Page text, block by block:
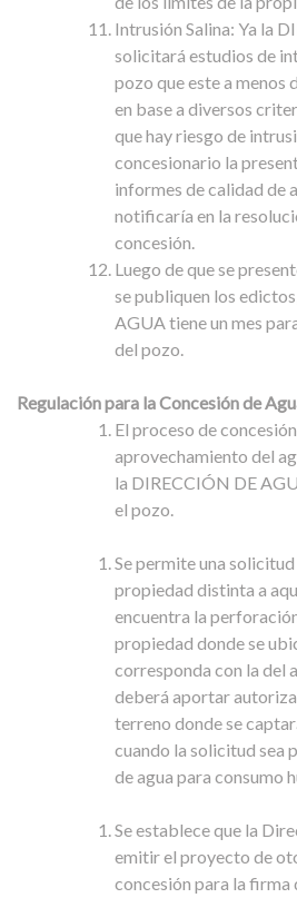
Intrusión Salina: Ya la
solicitará estudios de
pozo que este a menos
en base a diversos
que hay riesgo de
concesionario la
informes de calidad de
notificaría en la
concesión.
Luego de que se
se publiquen los
AGUA tiene un mes
del pozo.
Regulación para la Concesión de
El proceso de
aprovechamiento del
la DIRECCIÓN DE
el pozo.
Se permite una
propiedad distinta a
encuentra la
propiedad donde se
corresponda con la del
deberá aportar
terreno donde se
cuando la solicitud sea
de agua para consumo
Se establece que la
emitir el proyecto de
concesión para la